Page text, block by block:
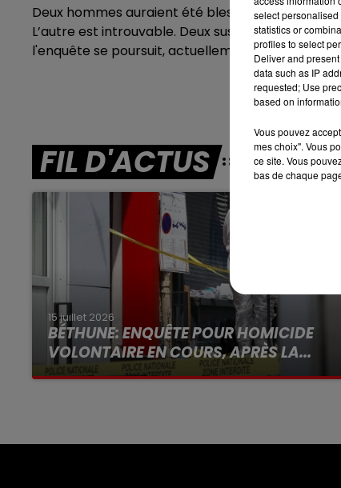
12h00 - 13h00
RDL & VOUS
Deux hommes auraient été blessés par balle.
L’autre est introuvable. Deux suspects ont été
l'enquête se poursuit, actuellement.
FIL D'ACTUS
15 juillet 2026
BÉTHUNE: ENQUÊTE POUR HOMICIDE
VOLONTAIRE EN COURS, APRÈS LA...
Selon les premiers éléments, le logement
select
statistics or
profiles to select
Deliver and
data such as IP
requested; Use
based on
Vous pouvez
mes choix". Vous
ce site. Vous
bas de chaque